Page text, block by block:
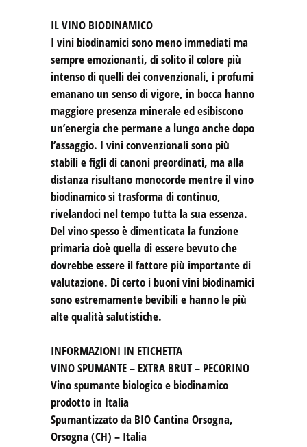
IL VINO BIODINAMICO
I vini biodinamici sono meno immediati ma
sempre emozionanti, di solito il colore più
intenso di quelli dei convenzionali, i profumi
emanano un senso di vigore, in bocca hanno
maggiore presenza minerale ed esibiscono
un’energia che permane a lungo anche dopo
l’assaggio. I vini convenzionali sono più
stabili e figli di canoni preordinati, ma alla
distanza risultano monocorde mentre il vino
biodinamico si trasforma di continuo,
rivelandoci nel tempo tutta la sua essenza.
Del vino spesso è dimenticata la funzione
primaria cioè quella di essere bevuto che
dovrebbe essere il fattore più importante di
valutazione. Di certo i buoni vini biodinamici
sono estremamente bevibili e hanno le più
alte qualità salutistiche.
INFORMAZIONI IN ETICHETTA
VINO SPUMANTE – EXTRA BRUT – PECORINO
Vino spumante biologico e biodinamico
prodotto in Italia
Spumantizzato da BIO Cantina Orsogna,
Orsogna (CH) – Italia